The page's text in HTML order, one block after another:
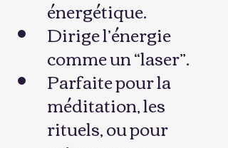
énergétique.
Dirige l’énergie
comme un “laser”.
Parfaite pour la
méditation, les
rituels, ou pour